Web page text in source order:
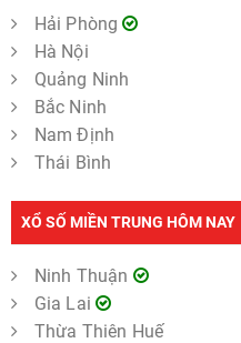
Hải Phòng
Hà Nội
Quảng Ninh
Bắc Ninh
Nam Định
Thái Bình
XỔ SỐ MIỀN TRUNG HÔM NAY
Ninh Thuận
Gia Lai
Thừa Thiên Huế